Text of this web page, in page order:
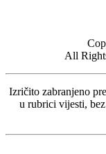
All
Izričito zabranjeno
u rubrici vijesti,